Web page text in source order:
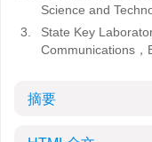
Science and
3.
State Key
Communications，
摘要